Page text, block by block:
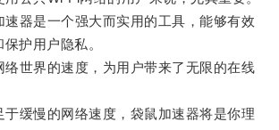
是一个强大而实用的工具，能够有效
护用户隐私。
世界的速度，为用户带来了无限的在线
慢的网络速度，袋鼠加速器将是你理